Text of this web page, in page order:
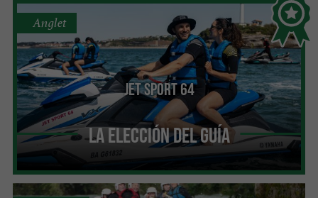
Jet Sport 64
La Elección del Guía
Anglet